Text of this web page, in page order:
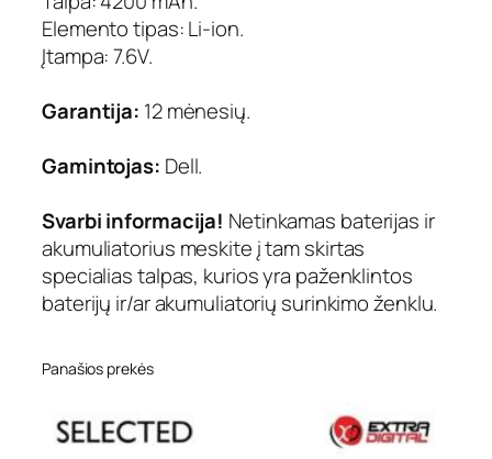
Elemento tipas: Li-ion.
Įtampa: 7.6V.
Garantija: 12 mėnesių.
Gamintojas: Dell.
Svarbi informacija! Netinkamas baterijas ir
akumuliatorius meskite į tam skirtas
specialias talpas, kurios yra paženklintos
baterijų ir/ar akumuliatorių surinkimo ženklu.
Panašios prekės